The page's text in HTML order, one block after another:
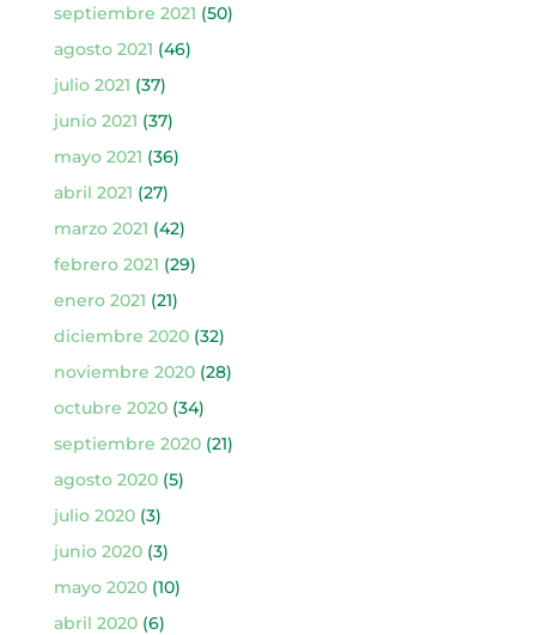
septiembre 2021 (50)
agosto 2021 (46)
julio 2021 (37)
junio 2021 (37)
mayo 2021 (36)
abril 2021 (27)
marzo 2021 (42)
febrero 2021 (29)
enero 2021 (21)
diciembre 2020(32)
noviembre 2020(28)
octubre 2020(34)
septiembre 2020(21)
agosto 2020(5)
julio 2020(3)
junio 2020(3)
mayo 2020(10)
abril 2020(6)